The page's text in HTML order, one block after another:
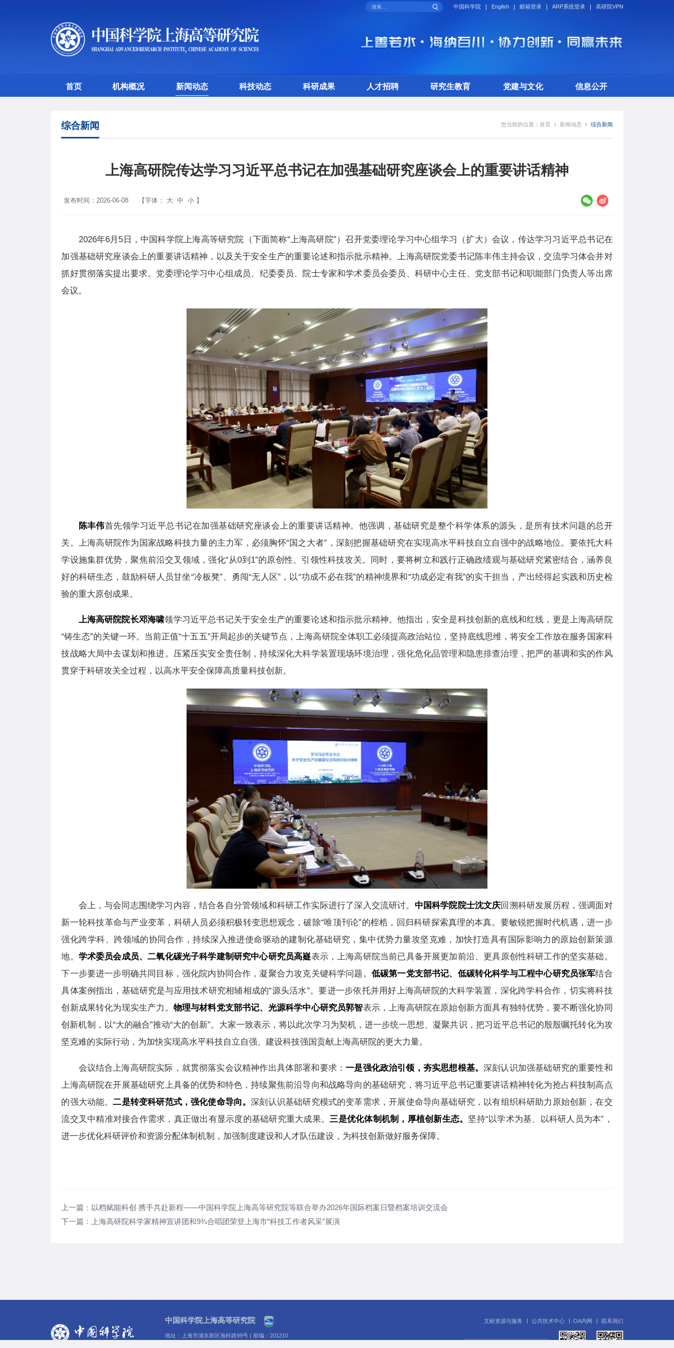
中国科学院 Engilsh 邮箱登录 ARP系统登录 高研院VPN
首页 机构概况 新闻动态 科技动态 科研成果 人才招聘 研究生教育 党建与文化 信息公开
综合新闻 您当前的位置： 首页 新闻动态 综合新闻
上海高研院传达学习习近平总书记在加强基础研究座谈会上的重要讲话精神
发布时间：2026-06-08 【字体： 大 中 小】
2026年6月5日， 中国科学院上海高等研究院（下面简称“上海高研院”）召开党委理论学习中心组学习 （扩大）会议 ，传达学习习近平总书记在
加强基础研究座谈会上的重要讲话精神 ，以及关于安全生产的重要论述和指示批示精神。上海高研院党委书记陈丰伟主持会议，交流学习体会并对
抓好贯彻落实提出要求。 党委理论学习中心组成员 、纪委委员、院士专家和学术委员会委员、科研中心主任、党支部书记和职能部门负责人等出席
会议。
陈丰伟首先领学习近平总书记在加强基础研究座谈会上的重要讲话精神。他强调，基础研究是整个科学体系的源头，是所有技术问题的总开
关。上海高研院作为国家战略科技力量的主力军，必须胸怀“国之大者”，深刻把握基础研究在实现高水平科技自立自强中的战略地位。要依托大科
学设施集群优势，聚焦前沿交叉领域，强化“从0到1”的原创性、引领性科技攻关。同时，要将树立和践行正确政绩观与基础研究紧密结合，涵养 良
好的科研生态，鼓励科研人员甘坐“冷板凳”、勇闯“无人区”，以“功成不必在我”的精神境界和“功成必定有我”的实干担当，产出经得起实践和历史检
验的重大原创成果。
上海高研院院长邓海啸领学习近平总书记关于安全生产的重要论述和指示批示精神。他指出，安全是科技创新的底线和红线，更是上海高研院
“铸生态”的关键一环。当前正值“十五五”开局起步的关键节点，上海高研院全体职工必须提高政治站位，坚持底线思维，将安全工作放在服务国家科
技战略大局中去谋划和推进。压紧压实安全责任制，持续深化大科学装置现场环境治理，强化危化品管理和隐患排查治理，把严的基调和实的作风
贯穿于科研攻关全过程，以高水平安全保障高质量科技创新。
会上，与会同志围绕学习内容，结合各自分管领域和科研工作实际进行了深入交流研讨。 中国科学院院士沈文庆回溯科研发展历程，强调面对
新一轮科技革命与产业变革，科研人员必须积极转变思想观念，破除“唯顶刊论”的桎梏，回归科研探索真理的本真。要敏锐把握时代机遇，进一步
强化跨学科、跨领域的协同合作，持续深入推进使命驱动的建制化基础研究，集中优势力量攻坚克难，加快打造具有国际影响力的原始创新策源
地。 学术委员会成员、二氧化碳光子科学建制研究中心研究员高嶷表示，上海高研院当前已具备开展更加前沿、更具原创性科研工作的坚实基础。
下一步要进一步明确共同目标，强化院内协同合作，凝聚合力攻克关键科学问题。 低碳第一党支部书记、低碳转化科学与工程中心研究员张军结合
具体案例指出，基础研究是与应用技术研究相辅相成的“源头活水”。要进一步依托并用好上海高研院的大科学装置，深化跨学科合作，切实将科技
创新成果转化为现实生产力。 物理与材料党支部书记、光源科学中心研究员郭智表示，上海高研院在原始创新方面具有独特优势，要不断强化协同
创新机制，以“大的融合”推动“大的创新”。大家一致表示，将以此次学习为契机，进一步统一思想、凝聚共识，把习近平总书记的殷殷嘱托转化为攻
坚克难的实际行动，为加快实现高水平科技自立自强、建设科技强国贡献上海高研院的更大力量。
会议结合上海高研院实际，就贯彻落实会议精神作出具体部署和要求：一是强化政治引领，夯实思想根基。深刻认识加强基础研究的重要性和
上海高研院在开展基础研究上具备的优势和特色，持续聚焦前沿导向和战略导向的基础研究，将习近平总书记重要讲话精神转化为抢占科技制高点
的强大动能。二是转变科研范式，强化使命导向。深刻认识基础研究模式的变革需求，开展使命导向基础研究，以有组织科研助力原始创新，在交
流交叉中精准对接合作需求，真正做出有显示度的基础研究重大成果。三是优化体制机制，厚植创新生态。 坚持“以学术为基、以科研人员为本”，
进一步优化科研评价和资源分配体制机制，加强制度建设和人才队伍建设，为科技创新做好服务保障。
上一篇： 以档赋能科创 携手共赴新程——中国科学院上海高等研究院等联合举办2026年国际档案日暨档案培训交流会
下一篇：上海高研院科学家精神宣讲团和9¾合唱团荣登上海市“科技工作者风采”展演
文献资源与服务 公共技术中心 OA内网 联系我们
中国科学院上海高等研究院
地址：上海市浦东新区海科路99号 | 邮编：201210